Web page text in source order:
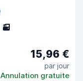
3
15,96 €
par jour
Annulation gratuite